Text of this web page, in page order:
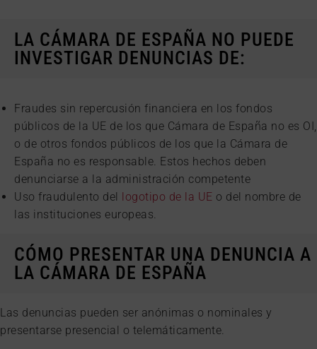
LA CÁMARA DE ESPAÑA NO PUEDE
INVESTIGAR DENUNCIAS DE:
Fraudes sin repercusión financiera en los fondos
públicos de la UE de los que Cámara de España no es OI,
o de otros fondos públicos de los que la Cámara de
España no es responsable. Estos hechos deben
denunciarse a la administración competente
Uso fraudulento del logotipo de la UE o del nombre de
las instituciones europeas.
CÓMO PRESENTAR UNA DENUNCIA A
LA CÁMARA DE ESPAÑA
Las denuncias pueden ser anónimas o nominales y
presentarse presencial o telemáticamente.